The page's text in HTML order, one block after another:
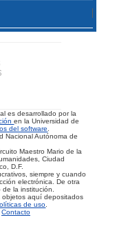
es desarrollado por la
en la Universidad de
del software.
Nacional Autónoma de
Maestro Mario de la
Ciudad
D.F.
siempre y cuando
electrónica. De otra
de la institución.
objetos aquí depositados
de uso.
Contacto